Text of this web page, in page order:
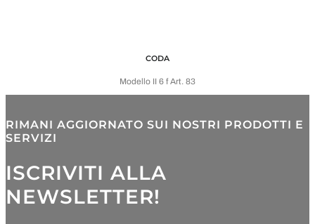
CODA
Modello II 6 f Art. 83
RIMANI AGGIORNATO SUI NOSTRI PRODOTTI E
SERVIZI
ISCRIVITI ALLA
NEWSLETTER!